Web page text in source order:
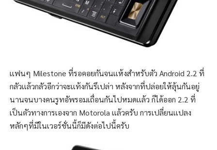
เเฟนๆ Milestone ที่รอคอยกันจนเเห้งสำหรับตัว Android 2.2 ที่
กลัวเเล้วกลัวอีกว่าจะเเท้งกันรึเปล่า หลังจากที่ปล่อยให้ลุ้นกันอยู่
นานจนบางคนรูทอัพรอมเถื่อนกันไปหมดเเล้ว ก็ได้ออก 2.2 ที่
เป็นตัวทางการเองจาก Motorola เเล้วครับ การเปลี่ยนเเปลง
หลักๆที่มีในเวอร์ชั่นนี้ก็มีดังต่อไปนี้ครับ